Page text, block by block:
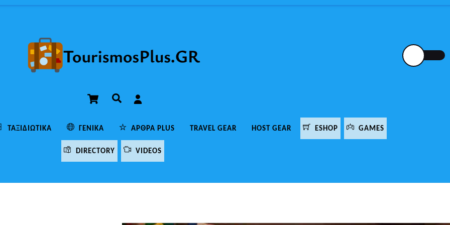
Cart Αναζήτηση
ΤΑΞΙΔΙΩΤΙΚΆ ΓΕΝΙΚΆ ΆΡΘΡΑ PLUS TRAVEL GEAR HOST GEAR ESHOP GAMES
DIRECTORY VIDEOS